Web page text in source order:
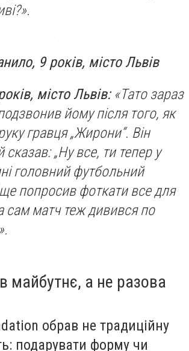
9 років, місто Львів
місто Львів:«Тато зараз
йому після того, як
гравця „Жирони“. Він
сказав: „Ну все, ти тепер у
головний футбольний
ще попросив фоткати все для
сам матч теж дивився по
в майбутнє, а не разова
обрав не традиційну
подарувати форму чи